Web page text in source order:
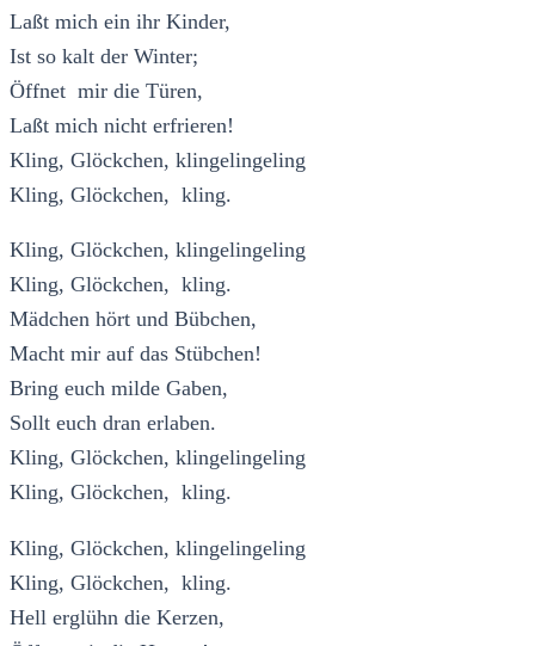
Laßt mich ein ihr Kinder,
Ist so kalt der Winter;
Öffnet mir die Türen,
Laßt mich nicht erfrieren!
Kling, Glöckchen, klingelingeling
Kling, Glöckchen, kling.
Kling, Glöckchen, klingelingeling
Kling, Glöckchen, kling.
Mädchen hört und Bübchen,
Macht mir auf das Stübchen!
Bring euch milde Gaben,
Sollt euch dran erlaben.
Kling, Glöckchen, klingelingeling
Kling, Glöckchen, kling.
Kling, Glöckchen, klingelingeling
Kling, Glöckchen, kling.
Hell erglühn die Kerzen,